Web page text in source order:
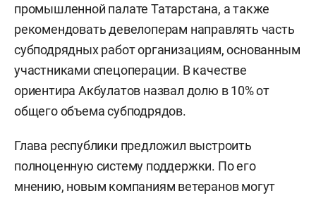
промышленной палате Татарстана, а также
рекомендовать девелоперам направлять часть
субподрядных работ организациям, основанным
участниками спецоперации. В качестве
ориентира Акбулатов назвал долю в 10% от
общего объема субподрядов.
Глава республики предложил выстроить
полноценную систему поддержки. По его
мнению, новым компаниям ветеранов могут